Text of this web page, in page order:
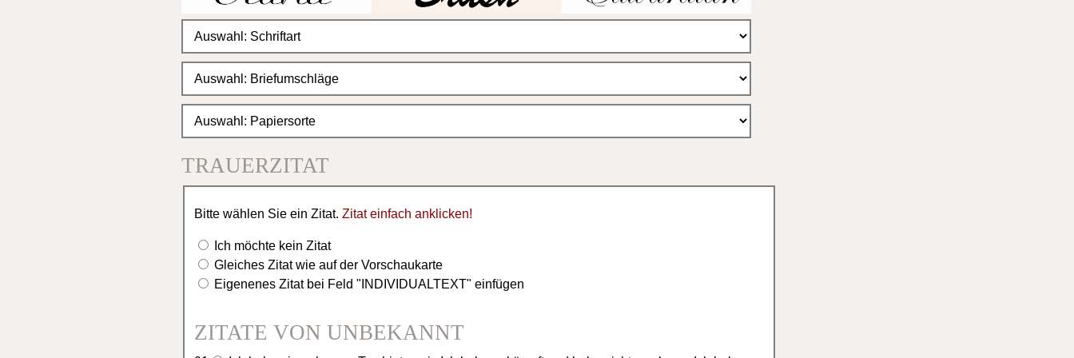
150 = 165,00 (1,10 EUR)
200 = 200,00 (1,00 EUR)
300 = 300,00 (1,00 EUR)
TRAUERZITAT
Bitte wählen Sie ein Zitat. Zitat einfach anklicken!
Ich möchte kein Zitat
Gleiches Zitat wie auf der Vorschaukarte
Eigenenes Zitat bei Feld "INDIVIDUALTEXT" einfügen
ZITATE VON UNBEKANNT